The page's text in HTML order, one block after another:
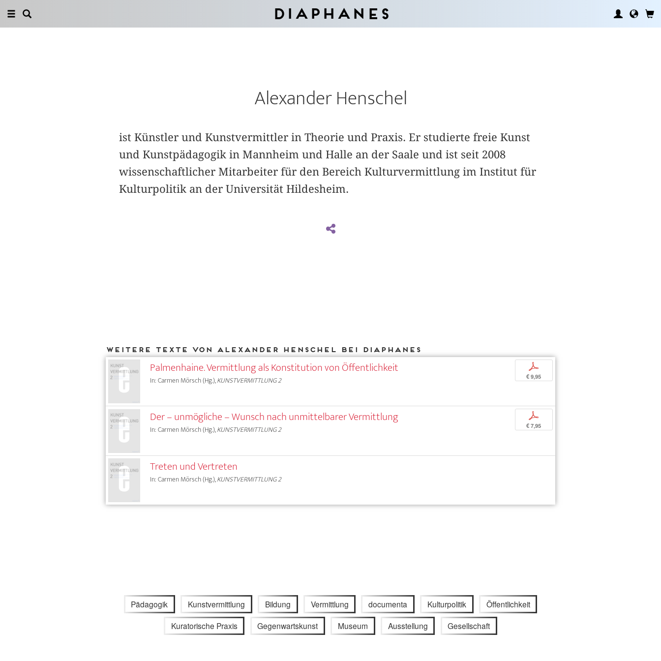
Diaphanes
Alexander Henschel
ist Künstler und Kunstvermittler in Theorie und Praxis. Er studierte freie Kunst
und Kunstpädagogik in Mannheim und Halle an der Saale und ist seit 2008
wissenschaftlicher Mitarbeiter für den Bereich Kulturvermittlung im Institut für
Kulturpolitik an der Universität Hildesheim.
Weitere Texte von Alexander Henschel bei DIAPHANES
Palmenhaine. Vermittlung als Konstitution von Öffentlichkeit
In: Carmen Mörsch (Hg.),KUNSTVERMITTLUNG 2
p
€ 9,95
Der – unmögliche – Wunsch nach unmittelbarer Vermittlung
In: Carmen Mörsch (Hg.),KUNSTVERMITTLUNG 2
p
€ 7,95
Treten und Vertreten
In: Carmen Mörsch (Hg.),KUNSTVERMITTLUNG 2
Pädagogik Kunstvermittlung Bildung Vermittlung documenta Kulturpolitik Öffentlichkeit
Kuratorische Praxis Gegenwartskunst Museum Ausstellung Gesellschaft